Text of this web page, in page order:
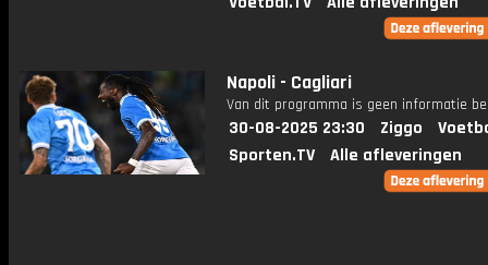
Napoli - Cagliari
Van dit programma is geen informatie
30-08-2025 23:30 Ziggo
Sporten.TV
Alle afleveringen